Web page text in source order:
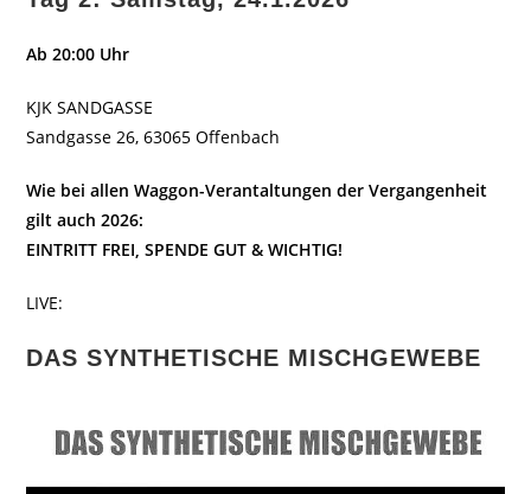
Ab 20:00 Uhr
KJK SANDGASSE
Sandgasse 26, 63065 Offenbach
Wie bei allen Waggon-Verantaltungen der Vergangenheit
gilt auch 2026:
EINTRITT FREI, SPENDE GUT & WICHTIG!
LIVE:
DAS SYNTHETISCHE MISCHGEWEBE